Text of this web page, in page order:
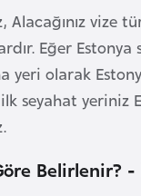
vize
Eğer Estonya
yeri olarak
seyahat
Belirlenir?